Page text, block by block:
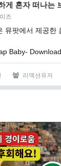
게 혼자 떠나는
…즈
뮤팟에서 제공한
Baby-
리액션유저